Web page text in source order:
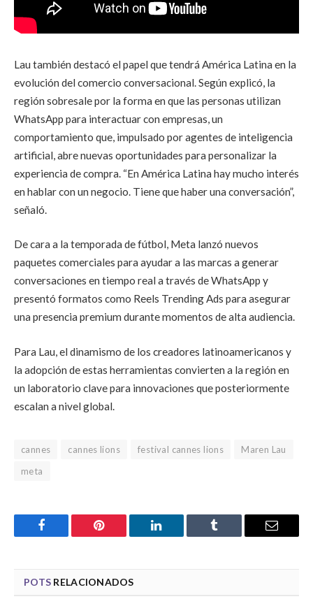
Lau también destacó el papel que tendrá América Latina en la
evolución del comercio conversacional. Según explicó, la
región sobresale por la forma en que las personas utilizan
WhatsApp para interactuar con empresas, un
comportamiento que, impulsado por agentes de inteligencia
artificial, abre nuevas oportunidades para personalizar la
experiencia de compra. “En América Latina hay mucho interés
en hablar con un negocio. Tiene que haber una conversación”,
señaló.
De cara a la temporada de fútbol, Meta lanzó nuevos
paquetes comerciales para ayudar a las marcas a generar
conversaciones en tiempo real a través de WhatsApp y
presentó formatos como Reels Trending Ads para asegurar
una presencia premium durante momentos de alta audiencia.
Para Lau, el dinamismo de los creadores latinoamericanos y
la adopción de estas herramientas convierten a la región en
un laboratorio clave para innovaciones que posteriormente
escalan a nivel global.
cannes cannes lions festival cannes lions
Maren Lau
meta
Facebook Pinterest LinkedIn Tumblr Email
POTS RELACIONADOS